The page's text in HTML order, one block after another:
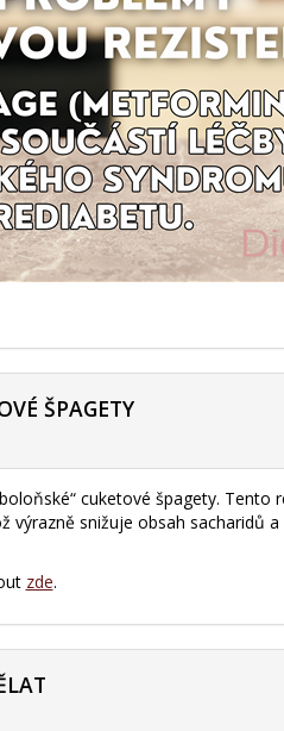
ŠPAGETY
cuketové špagety. Tento
snižuje obsah sacharidů
zde.